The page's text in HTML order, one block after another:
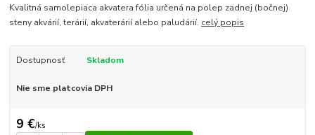
Kvalitná samolepiaca akvatera fólia určená na polep zadnej (bočnej)
steny akvárií, terárií, akvaterárií alebo paludárií. celý popis
Dostupnosť Skladom
Nie sme platcovia DPH
9 €/ks